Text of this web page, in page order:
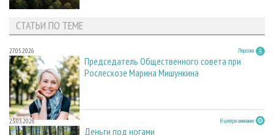
СТАТЬИ ПО ТЕМЕ
27.05.2026 Персона
Председатель Общественного совета при
Рослесхозе Марина Мишункина
23.03.2026 В центре внимания
Деньги под ногами